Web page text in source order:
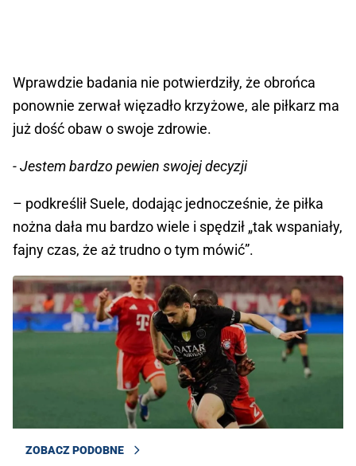
Wprawdzie badania nie potwierdziły, że obrońca
ponownie zerwał więzadło krzyżowe, ale piłkarz ma
już dość obaw o swoje zdrowie.
- Jestem bardzo pewien swojej decyzji
– podkreślił Suele, dodając jednocześnie, że piłka
nożna dała mu bardzo wiele i spędził „tak wspaniały,
fajny czas, że aż trudno o tym mówić”.
ZOBACZ PODOBNE